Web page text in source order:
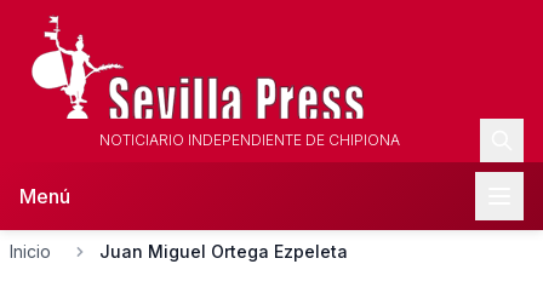
NOTICIARIO INDEPENDIENTE DE CHIPIONA
Menú
Inicio Juan Miguel Ortega Ezpeleta